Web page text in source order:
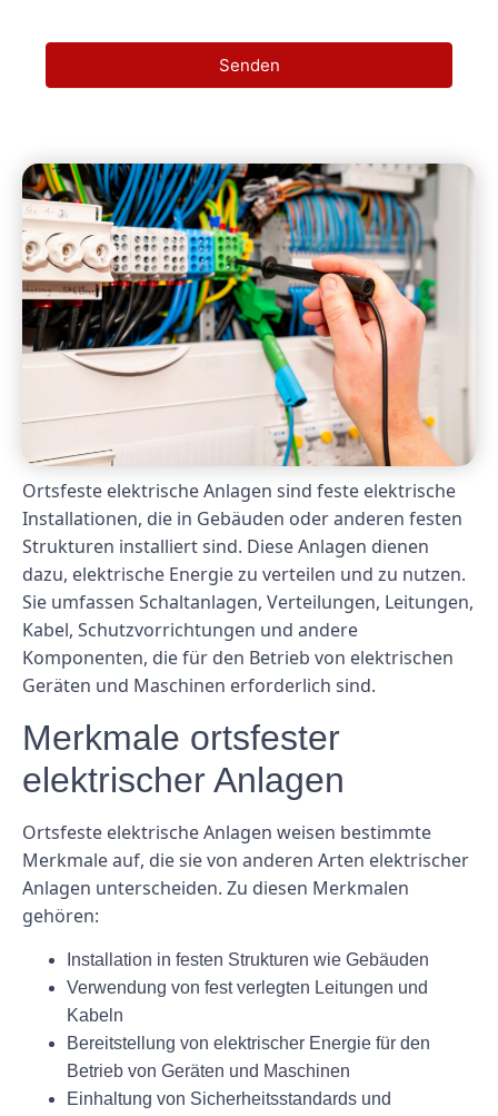
Senden
Ortsfeste elektrische Anlagen sind feste elektrische
Installationen, die in Gebäuden oder anderen festen
Strukturen installiert sind. Diese Anlagen dienen
dazu, elektrische Energie zu verteilen und zu nutzen.
Sie umfassen Schaltanlagen, Verteilungen, Leitungen,
Kabel, Schutzvorrichtungen und andere
Komponenten, die für den Betrieb von elektrischen
Geräten und Maschinen erforderlich sind.
Merkmale ortsfester
elektrischer Anlagen
Ortsfeste elektrische Anlagen weisen bestimmte
Merkmale auf, die sie von anderen Arten elektrischer
Anlagen unterscheiden. Zu diesen Merkmalen
gehören:
Installation in festen Strukturen wie Gebäuden
Verwendung von fest verlegten Leitungen und
Kabeln
Bereitstellung von elektrischer Energie für den
Betrieb von Geräten und Maschinen
Einhaltung von Sicherheitsstandards und